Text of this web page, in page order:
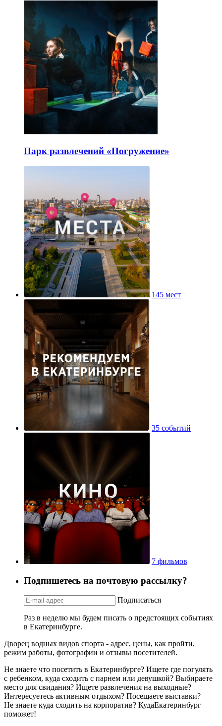
Парк развлечений «Погружение»
145 мест
35 событий
7 фильмов
Подпишетесь на почтовую рассылку?
Подписаться
Раз в неделю мы будем писать о предстоящих событиях
в Екатеринбурге.
Дворец водных видов спорта - адрес, цены, как пройти,
режим работы, фотографии и отзывы посетителей.
Не знаете что посетить в Екатеринбурге? Ищете где погулять
с ребенком, куда сходить с парнем или девушкой? Выбираете
место для свидания? Ищете развлечения на выходные?
Интересуетесь активным отдыхом? Посещаете выставки?
Не знаете куда сходить на корпоратив? КудаЕкатеринбург
поможет!